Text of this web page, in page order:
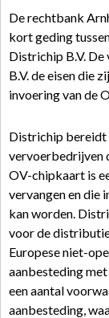
De rechtbank
kort geding
Districhip B.V.
B.V. de eisen die
invoering van de
Districhip bereidt
vervoerbedrijven
OV-chipkaart is
vervangen en die
kan worden.
voor de
Europese niet-
aanbesteding
een aantal
aanbesteding,